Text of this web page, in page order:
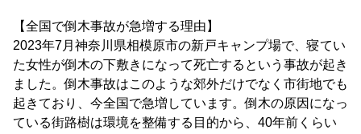
【全国で倒木事故が急増する理由】
2023年7月神奈川県相模原市の新戸キャンプ場で、寝てい
た女性が倒木の下敷きになって死亡するという事故が起き
ました。倒木事故はこのような郊外だけでなく市街地でも
起きており、今全国で急増しています。倒木の原因になっ
ている街路樹は環境を整備する目的から、40年前くらい